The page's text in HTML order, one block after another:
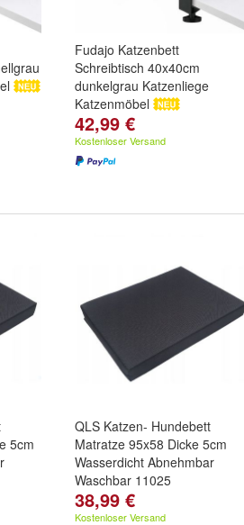
Fudajo Katzenbett
Schreibtisch 40x40cm
dunkelgrau Katzenliege
Katzenmöbel
42,99 €
Kostenloser Versand
5cm
QLS Katzen- Hundebett
Matratze 95x58 Dicke 5cm
Wasserdicht Abnehmbar
Waschbar 11025
38,99 €
Kostenloser Versand